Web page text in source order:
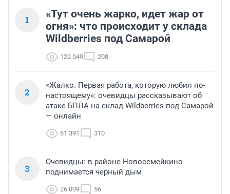
1
«Тут очень жарко, идет жар от
огня»: что происходит у склада
Wildberries под Самарой
122 049 208
2
«Жалко. Первая работа, которую любил по-
настоящему»: очевидцы рассказывают об
атаке БПЛА на склад Wildberries под Самарой
— онлайн
61 391 310
3
Очевидцы: в районе Новосемейкино
поднимается черный дым
26 009 56